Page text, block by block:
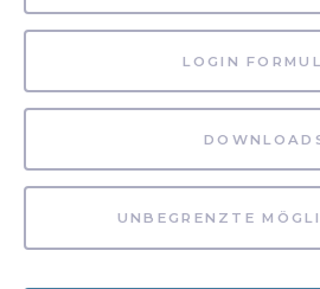
LOGIN
UNBEGRENZTE